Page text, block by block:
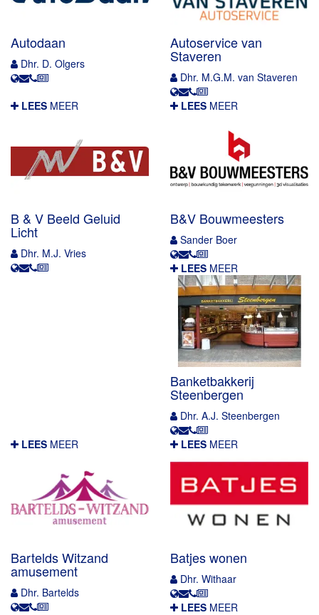
Autodaan
Dhr. D. Olgers
Autoservice van
Staveren
Dhr. M.G.M. van Staveren
LEES MEER
B & V Beeld Geluid
Licht
Dhr. M.J. Vries
LEES MEER
B&V Bouwmeesters
Sander Boer
LEES MEER
Banketbakkerij
Steenbergen
Dhr. A.J. Steenbergen
LEES MEER
Bartelds Witzand
amusement
Dhr. Bartelds
LEES MEER
Batjes wonen
Dhr. Withaar
LEES MEER